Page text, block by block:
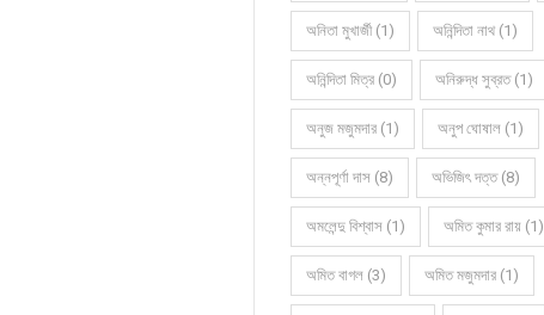
অনিতা মুখার্জী (1) অনিন্দিতা নাথ (1)
অনিন্দিতা মিত্র (0) অনিরুদ্ধ সুব্রত (1)
অনুজ মজুমদার (1) অনুপ ঘোষাল (1)
অন্নপূর্ণা দাস (8) অভিজিৎ দত্ত (8)
অমলেন্দু বিশ্বাস (1) অমিত কুমার রায় (1)
অমিত বাগল (3) অমিত মজুমদার (1)